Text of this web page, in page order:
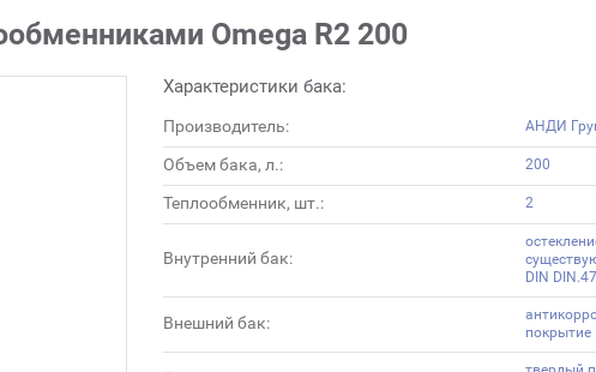
Omega R2 200
Характеристики бака:
Производитель: АНДИ
Объем бака, л.: 200
Теплообменник, шт.: 2
Внутренний бак:
DIN
Внешний бак:
покрытие